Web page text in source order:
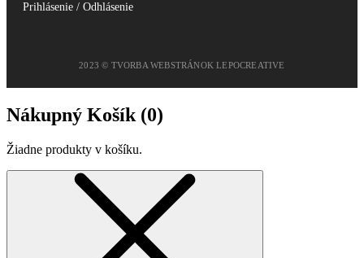
Prihlásenie / Odhlásenie
2023 © TVORBA WEBSTRÁNOK LEPOCREATIVE
Nákupný Košík (0)
Žiadne produkty v košíku.